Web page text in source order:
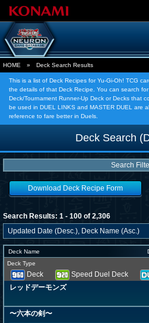
HOME » Deck Search Results
This is a list of Deck Recipes for Yu-Gi-Oh! TCG
the details of that Deck Recipe. You can search
Deck/Tournament Runner-Up Deck or Decks that
be used in DUEL LINKS and MASTER DUEL are
reference to fare better in Duels.
Deck Search
Search
Download Deck Recipe Form
Search Results: 1 - 100 of 2,306
Deck Name
Deck Type
Deck Speed Duel Deck
レッドデーモンズ
〜六本の剣〜